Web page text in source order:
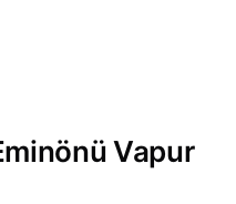
Vapur